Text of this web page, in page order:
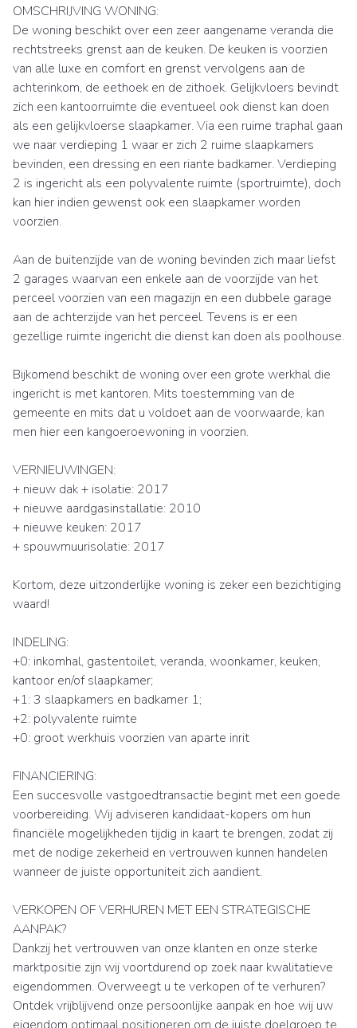
OMSCHRIJVING WONING:
De woning beschikt over een zeer aangename veranda die
rechtstreeks grenst aan de keuken. De keuken is voorzien
van alle luxe en comfort en grenst vervolgens aan de
achterinkom, de eethoek en de zithoek. Gelijkvloers bevindt
zich een kantoorruimte die eventueel ook dienst kan doen
als een gelijkvloerse slaapkamer. Via een ruime traphal gaan
we naar verdieping 1 waar er zich 2 ruime slaapkamers
bevinden, een dressing en een riante badkamer. Verdieping
2 is ingericht als een polyvalente ruimte (sportruimte), doch
kan hier indien gewenst ook een slaapkamer worden
voorzien.
Aan de buitenzijde van de woning bevinden zich maar liefst
2 garages waarvan een enkele aan de voorzijde van het
perceel voorzien van een magazijn en een dubbele garage
aan de achterzijde van het perceel. Tevens is er een
gezellige ruimte ingericht die dienst kan doen als poolhouse.
Bijkomend beschikt de woning over een grote werkhal die
ingericht is met kantoren. Mits toestemming van de
gemeente en mits dat u voldoet aan de voorwaarde, kan
men hier een kangoeroewoning in voorzien.
VERNIEUWINGEN:
+ nieuw dak + isolatie: 2017
+ nieuwe aardgasinstallatie: 2010
+ nieuwe keuken: 2017
+ spouwmuurisolatie: 2017
Kortom, deze uitzonderlijke woning is zeker een bezichtiging
waard!
INDELING:
+0: inkomhal, gastentoilet, veranda, woonkamer, keuken,
kantoor en/of slaapkamer;
+1: 3 slaapkamers en badkamer 1;
+2: polyvalente ruimte
+0: groot werkhuis voorzien van aparte inrit
FINANCIERING:
Een succesvolle vastgoedtransactie begint met een goede
voorbereiding. Wij adviseren kandidaat-kopers om hun
financiële mogelijkheden tijdig in kaart te brengen, zodat zij
met de nodige zekerheid en vertrouwen kunnen handelen
wanneer de juiste opportuniteit zich aandient.
VERKOPEN OF VERHUREN MET EEN STRATEGISCHE
AANPAK?
Dankzij het vertrouwen van onze klanten en onze sterke
marktpositie zijn wij voortdurend op zoek naar kwalitatieve
eigendommen. Overweegt u te verkopen of te verhuren?
Ontdek vrijblijvend onze persoonlijke aanpak en hoe wij uw
eigendom optimaal positioneren om de juiste doelgroep te